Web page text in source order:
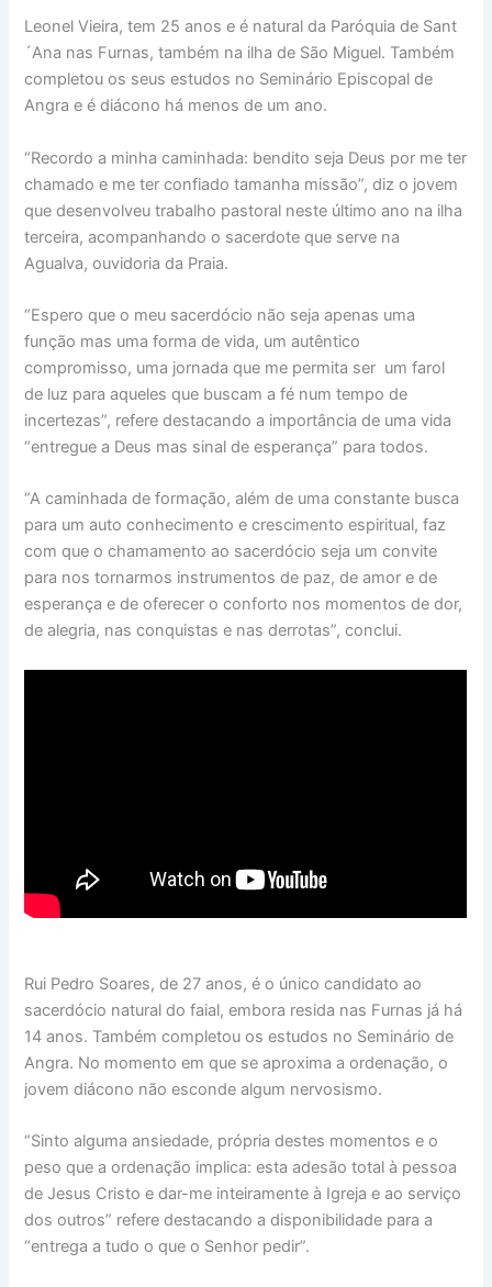
Leonel Vieira, tem 25 anos e é natural da Paróquia de Sant
´Ana nas Furnas, também na ilha de São Miguel. Também
completou os seus estudos no Seminário Episcopal de
Angra e é diácono há menos de um ano.
“Recordo a minha caminhada: bendito seja Deus por me ter
chamado e me ter confiado tamanha missão”, diz o jovem
que desenvolveu trabalho pastoral neste último ano na ilha
terceira, acompanhando o sacerdote que serve na
Agualva, ouvidoria da Praia.
“Espero que o meu sacerdócio não seja apenas uma
função mas uma forma de vida, um autêntico
compromisso, uma jornada que me permita ser um farol
de luz para aqueles que buscam a fé num tempo de
incertezas”, refere destacando a importância de uma vida
“entregue a Deus mas sinal de esperança” para todos.
“A caminhada de formação, além de uma constante busca
para um auto conhecimento e crescimento espiritual, faz
com que o chamamento ao sacerdócio seja um convite
para nos tornarmos instrumentos de paz, de amor e de
esperança e de oferecer o conforto nos momentos de dor,
de alegria, nas conquistas e nas derrotas”, conclui.
Rui Pedro Soares, de 27 anos, é o único candidato ao
sacerdócio natural do faial, embora resida nas Furnas já há
14 anos. Também completou os estudos no Seminário de
Angra. No momento em que se aproxima a ordenação, o
jovem diácono não esconde algum nervosismo.
“Sinto alguma ansiedade, própria destes momentos e o
peso que a ordenação implica: esta adesão total à pessoa
de Jesus Cristo e dar-me inteiramente à Igreja e ao serviço
dos outros” refere destacando a disponibilidade para a
“entrega a tudo o que o Senhor pedir”.